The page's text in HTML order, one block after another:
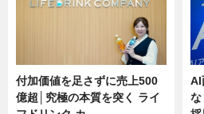
付加価値を足さずに売上500
億超│究極の本質を突く ライ
AI
な